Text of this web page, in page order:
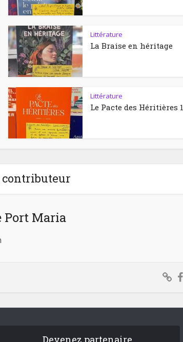
Littérature
La Braise en héritage
Littérature
Le Pacte des Héritières 1
contributeur
Maria
Devenez partenaire